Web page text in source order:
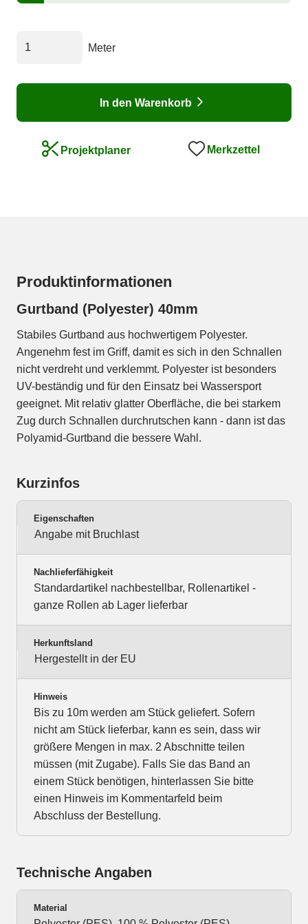
Meter
In den Warenkorb
Projektplaner Merkzettel
Produktinformationen
Gurtband (Polyester) 40mm
Stabiles Gurtband aus hochwertigem Polyester.
Angenehm fest im Griff, damit es sich in den Schnallen
nicht verdreht und verklemmt. Polyester ist besonders
UV-beständig und für den Einsatz bei Wassersport
geeignet. Mit relativ glatter Oberfläche, die bei starkem
Zug durch Schnallen durchrutschen kann - dann ist das
Polyamid-Gurtband die bessere Wahl.
Kurzinfos
Eigenschaften
Angabe mit Bruchlast
Nachlieferfähigkeit
Standardartikel nachbestellbar, Rollenartikel -
ganze Rollen ab Lager lieferbar
Herkunftsland
Hergestellt in der EU
Hinweis
Bis zu 10m werden am Stück geliefert. Sofern
nicht am Stück lieferbar, kann es sein, dass wir
größere Mengen in max. 2 Abschnitte teilen
müssen (mit Zugabe). Falls Sie das Band an
einem Stück benötigen, hinterlassen Sie bitte
einen Hinweis im Kommentarfeld beim
Abschluss der Bestellung.
Technische Angaben
Material